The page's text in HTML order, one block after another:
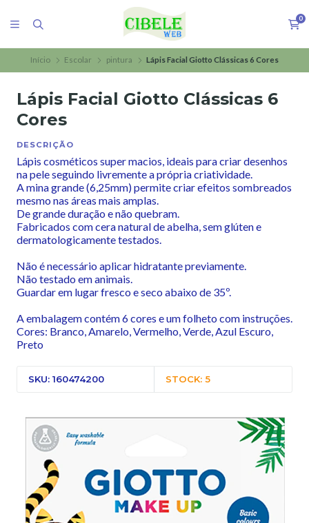
0
Início Escolar pintura Lápis Facial Giotto Clássicas 6 Cores
Lápis Facial Giotto Clássicas 6
Cores
DESCRIÇÃO
Lápis cosméticos super macios, ideais para criar desenhos
na pele seguindo livremente a própria criatividade.
A mina grande (6,25mm) permite criar efeitos sombreados
mesmo nas áreas mais amplas.
De grande duração e não quebram.
Fabricados com cera natural de abelha, sem glúten e
dermatologicamente testados.
Não é necessário aplicar hidratante previamente.
Não testado em animais.
Guardar em lugar fresco e seco abaixo de 35º.
A embalagem contém 6 cores e um folheto com instruções.
Cores: Branco, Amarelo, Vermelho, Verde, Azul Escuro,
Preto
SKU: 160474200 STOCK: 5